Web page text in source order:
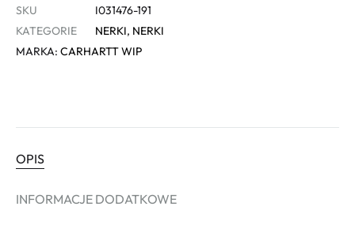
SKU
I031476-191
KATEGORIE
NERKI, NERKI
MARKA: CARHARTT WIP
OPIS
INFORMACJE DODATKOWE